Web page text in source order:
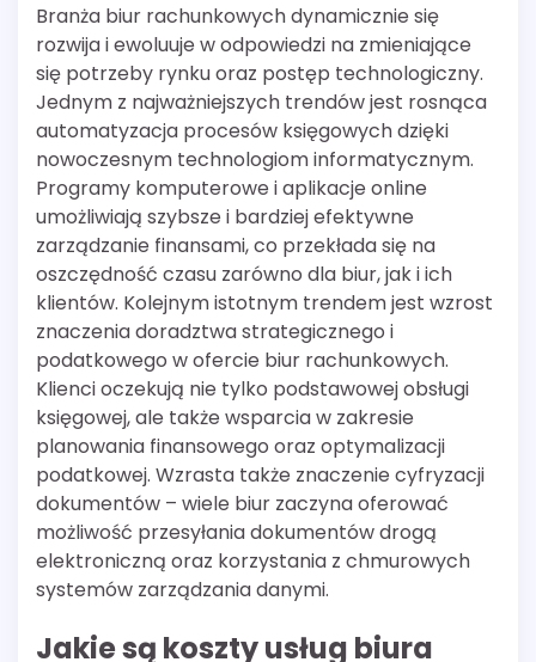
Branża biur rachunkowych dynamicznie się
rozwija i ewoluuje w odpowiedzi na zmieniające
się potrzeby rynku oraz postęp technologiczny.
Jednym z najważniejszych trendów jest rosnąca
automatyzacja procesów księgowych dzięki
nowoczesnym technologiom informatycznym.
Programy komputerowe i aplikacje online
umożliwiają szybsze i bardziej efektywne
zarządzanie finansami, co przekłada się na
oszczędność czasu zarówno dla biur, jak i ich
klientów. Kolejnym istotnym trendem jest wzrost
znaczenia doradztwa strategicznego i
podatkowego w ofercie biur rachunkowych.
Klienci oczekują nie tylko podstawowej obsługi
księgowej, ale także wsparcia w zakresie
planowania finansowego oraz optymalizacji
podatkowej. Wzrasta także znaczenie cyfryzacji
dokumentów – wiele biur zaczyna oferować
możliwość przesyłania dokumentów drogą
elektroniczną oraz korzystania z chmurowych
systemów zarządzania danymi.
Jakie są koszty usług biura